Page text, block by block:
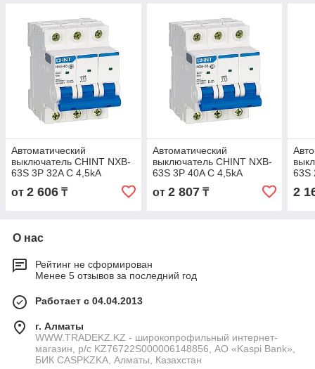
Автоматический
выключатель CHINT NXB-
63S 3P 32A C 4,5kA
от 2 606 ₸
Автоматический
выключатель CHINT NXB-
63S 3P 40A C 4,5kA
от 2 807₸
63S
2
О нас
Рейтинг не сформирован
Менее 5 отзывов за последний год
Работает с 04.04.2013
г. Алматы
WWW.TRADEKZ.KZ - широкопрофильный интернет-
магазин, р/с KZ76722S000006148856, АО «Kaspi Bank»,
БИК CASPKZKA, Алматы, Казахстан